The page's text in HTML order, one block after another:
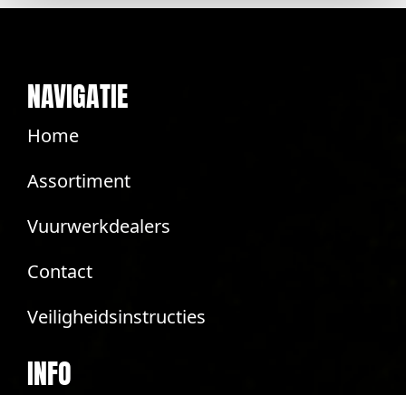
NAVIGATIE
Home
Assortiment
Vuurwerkdealers
Contact
Veiligheidsinstructies
INFO